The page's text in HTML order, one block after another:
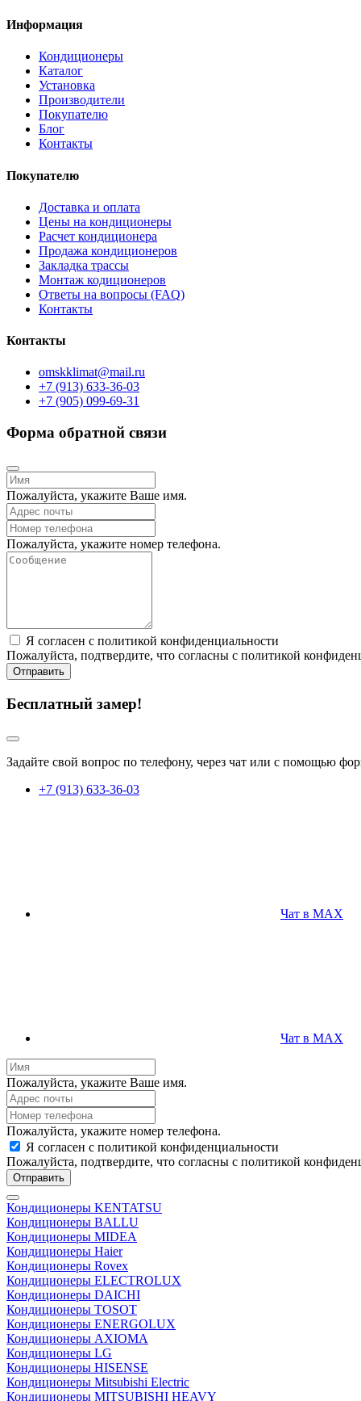
Информация
Кондиционеры
Каталог
Установка
Производители
Покупателю
Блог
Контакты
Покупателю
Доставка и оплата
Цены на кондиционеры
Расчет кондиционера
Продажа кондиционеров
Закладка трассы
Монтаж кодиционеров
Ответы на вопросы (FAQ)
Контакты
Контакты
omskklimat@mail.ru
+7 (913) 633-36-03
+7 (905) 099-69-31
Форма обратной связи
Пожалуйста, укажите Ваше имя.
Пожалуйста, укажите номер телефона.
Я согласен с политикой конфиденциальности
Пожалуйста, подтвердите, что согласны с политикой
Отправить
Бесплатный замер!
Задайте свой вопрос по телефону, через чат или с помощью
+7 (913) 633-36-03
Чат в MAX
Чат в MAX
Пожалуйста, укажите Ваше имя.
Пожалуйста, укажите номер телефона.
Я согласен с политикой конфиденциальности
Пожалуйста, подтвердите, что согласны с политикой
Отправить
Кондиционеры KENTATSU
Кондиционеры BALLU
Кондиционеры MIDEA
Кондиционеры Haier
Кондиционеры Rovex
Кондиционеры ELECTROLUX
Кондиционеры DAICHI
Кондиционеры TOSOT
Кондиционеры ENERGOLUX
Кондиционеры AXIOMA
Кондиционеры LG
Кондиционеры HISENSE
Кондиционеры Mitsubishi Electric
Кондиционеры MITSUBISHI HEAVY